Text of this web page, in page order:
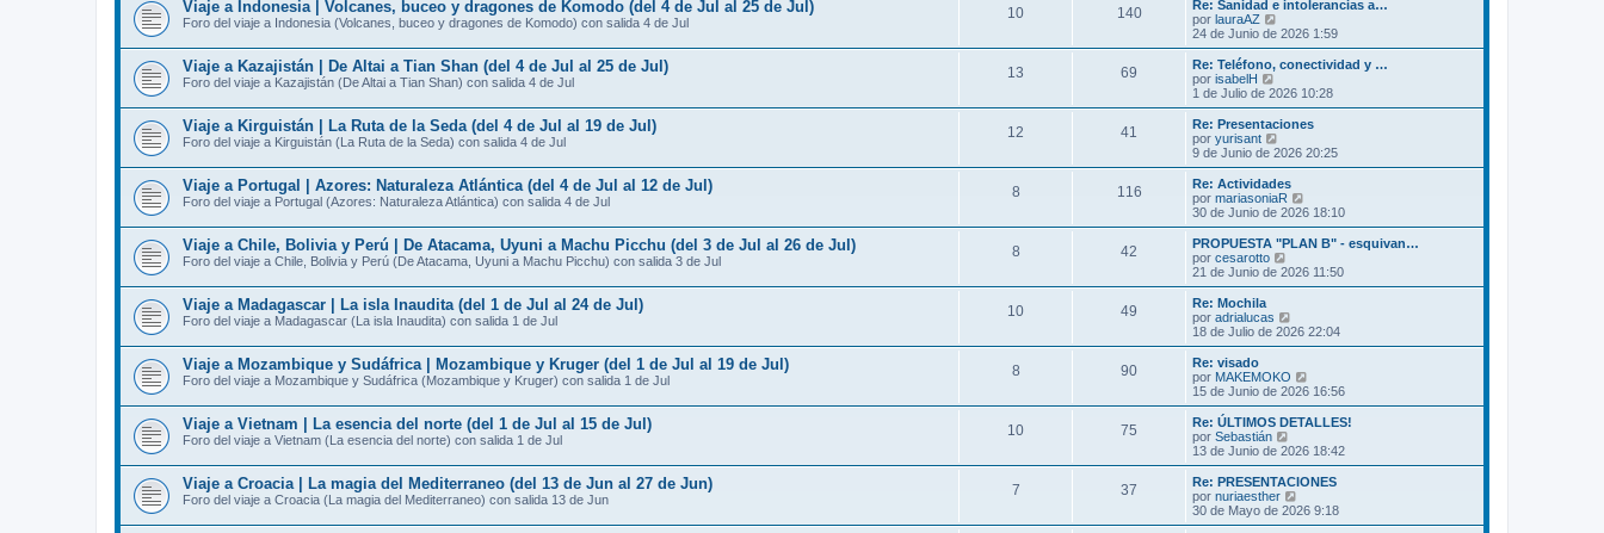
s
j
e
o
m
e
s
j
e
t
o
m
e
s
j
e
Viaje a Indonesia | Volcanes, buceo y dragones de Komodo (del 4 de Jul al 25 de Jul)
Foro del viaje a Indonesia (Volcanes, buceo y dragones de Komodo) con salida 4 de Jul
10 140
Re: Sanidad e intolerancias a…
por lauraAZ
e
r
ú
t
m
o
m
e
s
a
e
24 de Junio de 2026 1:59
Viaje a Kazajistán | De Altai a Tian Shan (del 4 de Jul al 25 de Jul)
Foro del viaje a Kazajistán (De Altai a Tian Shan) con salida 4 de Jul
13 69
Re: Teléfono, conectividad y …
por isabelH
e
r
ú
l
t
m
o
m
e
s
a
j
e
1 de Julio de 2026 10:28
Viaje a Kirguistán | La Ruta de la Seda (del 4 de Jul al 19 de Jul)
Foro del viaje a Kirguistán (La Ruta de la Seda) con salida 4 de Jul
12 41
Re: Presentaciones
por yurisant
e
r
ú
l
t
m
o
m
e
a
j
e
9 de Junio de 2026 20:25
Viaje a Portugal | Azores: Naturaleza Atlántica (del 4 de Jul al 12 de Jul)
Foro del viaje a Portugal (Azores: Naturaleza Atlántica) con salida 4 de Jul
8 116
Re: Actividades
por mariasoniaR
e
r
ú
t
m
e
a
j
e
30 de Junio de 2026 18:10
Viaje a Chile, Bolivia y Perú | De Atacama, Uyuni a Machu Picchu (del 3 de Jul al 26 de Jul)
Foro del viaje a Chile, Bolivia y Perú (De Atacama, Uyuni a Machu Picchu) con salida 3 de Jul
8 42
PROPUESTA "PLAN B" - esquivan…
por cesarotto
e
r
l
t
o
m
e
s
a
j
e
21 de Junio de 2026 11:50
Viaje a Madagascar | La isla Inaudita (del 1 de Jul al 24 de Jul)
Foro del viaje a Madagascar (La isla Inaudita) con salida 1 de Jul
10 49
Re: Mochila
por adrialucas
e
r
t
m
o
m
e
s
a
j
18 de Julio de 2026 22:04
Viaje a Mozambique y Sudáfrica | Mozambique y Kruger (del 1 de Jul al 19 de Jul)
Foro del viaje a Mozambique y Sudáfrica (Mozambique y Kruger) con salida 1 de Jul
8 90
Re: visado
por MAKEMOKO
e
r
ú
t
m
o
m
e
15 de Junio de 2026 16:56
Viaje a Vietnam | La esencia del norte (del 1 de Jul al 15 de Jul)
Foro del viaje a Vietnam (La esencia del norte) con salida 1 de Jul
10 75
Re: ÚLTIMOS DETALLES!
por Sebastián
e
r
ú
l
t
13 de Junio de 2026 18:42
Viaje a Croacia | La magia del Mediterraneo (del 13 de Jun al 27 de Jun)
Foro del viaje a Croacia (La magia del Mediterraneo) con salida 13 de Jun
7 37
Re: PRESENTACIONES
por nuriaesther
e
r
30 de Mayo de 2026 9:18